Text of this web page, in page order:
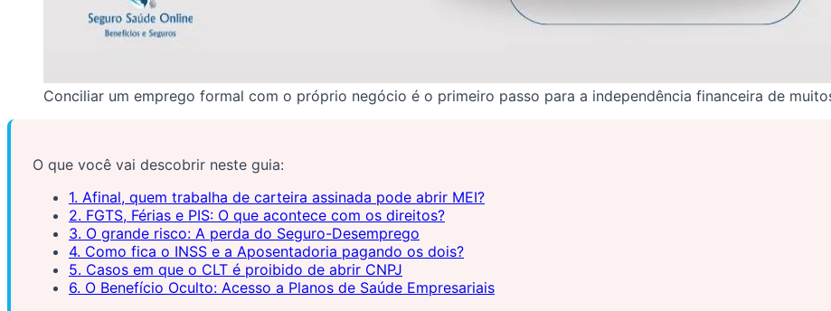
Conciliar um emprego formal com o próprio negócio é o primeiro passo para a independência financeira de
O que você vai descobrir neste guia:
1. Afinal, quem trabalha de carteira assinada pode abrir MEI?
2. FGTS, Férias e PIS: O que acontece com os direitos?
3. O grande risco: A perda do Seguro-Desemprego
4. Como fica o INSS e a Aposentadoria pagando os dois?
5. Casos em que o CLT é proibido de abrir CNPJ
6. O Benefício Oculto: Acesso a Planos de Saúde Empresariais